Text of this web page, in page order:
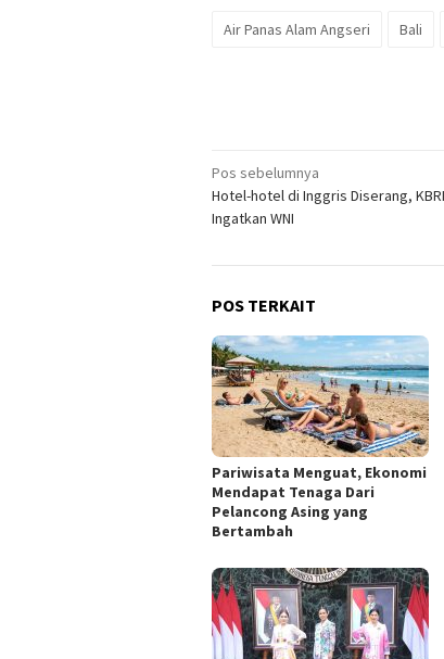
Air Panas Alam Angseri Bali
Navigasi
pos
Pos sebelumnya
Hotel-hotel di Inggris Diserang,
Ingatkan WNI
POS TERKAIT
Pariwisata Menguat, Ekonomi
Mendapat Tenaga Dari
Pelancong Asing yang
Bertambah